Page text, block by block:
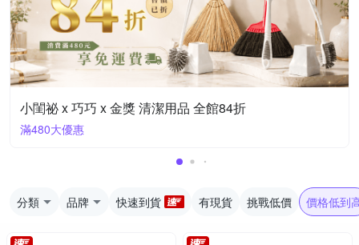
小閨祕 x 巧巧 x 金獎 清潔用品 全館84折
滿480大優惠
分類 品牌 快速到貨 有現貨 挑戰低價 價格低到